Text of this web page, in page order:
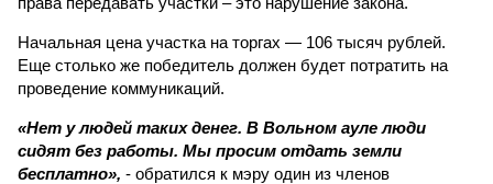
Начальная цена участка на торгах — 106 тысяч рублей.
Еще столько же победитель должен будет потратить на
проведение коммуникаций.
«Нет у людей таких денег. В Вольном ауле люди
сидят без работы. Мы просим отдать земли
бесплатно», - обратился к мэру один из членов